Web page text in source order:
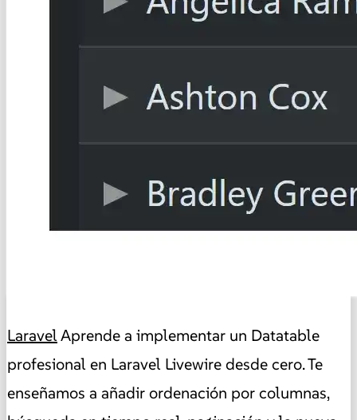
LaravelAprende a implementar un Datatable
profesional en Laravel Livewire desde cero. Te
enseñamos a añadir ordenación por columnas,